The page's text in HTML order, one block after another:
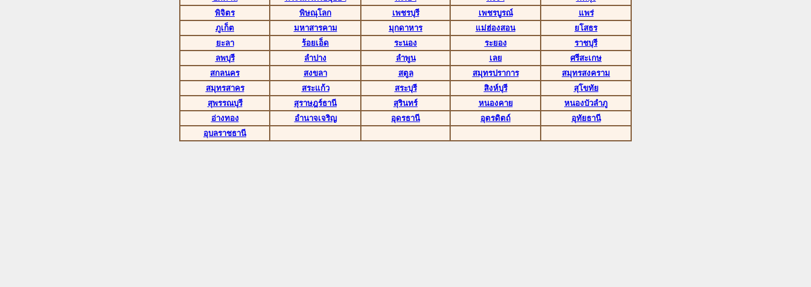
พิจิตร
พิษณุโลก เพชรบุรี เพชรบูรณ์
แพร่
ภูเก็ต
มหาสารคาม มุกดาหาร แม่ฮ่องสอน
ยโสธร
ยะลา
ร้อยเอ็ด ระนอง ระยอง
ราชบุรี
ลพบุรี
ลำปาง ลำพูน เลย
ศรีสะเกษ
สกลนคร
สงขลา สตูล สมุทรปราการ
สมุทรสงคราม
สมุทรสาคร
สระแก้ว สระบุรี สิงห์บุรี
สุโขทัย
สุพรรณบุรี
สุราษฎร์ธานี สุรินทร์ หนองคาย
หนองบัวลำภู
อ่างทอง
อำนาจเจริญ อุดรธานี อุตรดิตถ์
อุทัยธานี
อุบลราชธานี